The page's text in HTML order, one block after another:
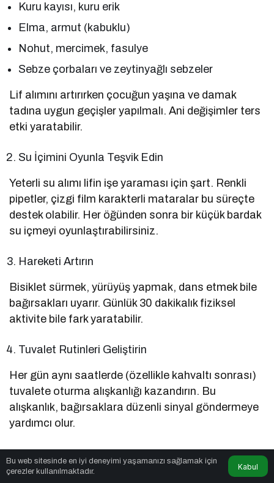
Kuru kayısı, kuru erik
Elma, armut (kabuklu)
Nohut, mercimek, fasulye
Sebze çorbaları ve zeytinyağlı sebzeler
Lif alımını artırırken çocuğun yaşına ve damak
tadına uygun geçişler yapılmalı. Ani değişimler ters
etki yaratabilir.
Su İçimini Oyunla Teşvik Edin
Yeterli su alımı lifin işe yaraması için şart. Renkli
pipetler, çizgi film karakterli mataralar bu süreçte
destek olabilir. Her öğünden sonra bir küçük bardak
su içmeyi oyunlaştırabilirsiniz.
Hareketi Artırın
Bisiklet sürmek, yürüyüş yapmak, dans etmek bile
bağırsakları uyarır. Günlük 30 dakikalık fiziksel
aktivite bile fark yaratabilir.
Tuvalet Rutinleri Geliştirin
Her gün aynı saatlerde (özellikle kahvaltı sonrası)
tuvalete oturma alışkanlığı kazandırın. Bu
alışkanlık, bağırsaklara düzenli sinyal göndermeye
yardımcı olur.
Ayaklarının yere değdiği, rahat oturabildiği bir
Bu web sitesinde en iyi deneyimi yaşamanızı sağlamak için
çerezler kullanılmaktadır.
Kabul